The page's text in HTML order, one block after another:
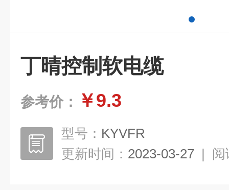
丁晴控制软电缆
参考价： ￥9.3
型号： KYVFR
更新时间： 2023-03-27 | 阅